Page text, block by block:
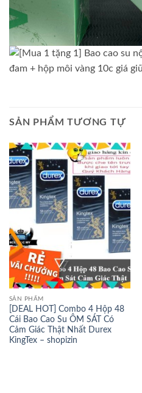
SẢN PHẨM TƯƠNG TỰ
SẢN PHẨM
[DEAL HOT] Combo 4 Hộp 48
Cái Bao Cao Su ÔM SÁT Có
Cảm Giác Thật Nhất Durex
KingTex – shopizin